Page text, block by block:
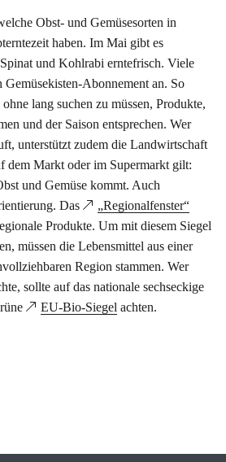
Obst- und Gemüsesorten in
haben. Im Mai gibt es
und Kohlrabi erntefrisch. Viele
Gemüsekisten-Abonnement an. So
lang suchen zu müssen, Produkte,
und der Saison entsprechen. Wer
unterstützt zudem die Landwirtschaft
dem Markt oder im Supermarkt gilt:
und Gemüse kommt. Auch
Das
„Regionalfenster“
Produkte. Um mit diesem Siegel
müssen die Lebensmittel aus einer
Region stammen. Wer
sollte auf das nationale sechseckige
EU-Bio-Siegel achten.